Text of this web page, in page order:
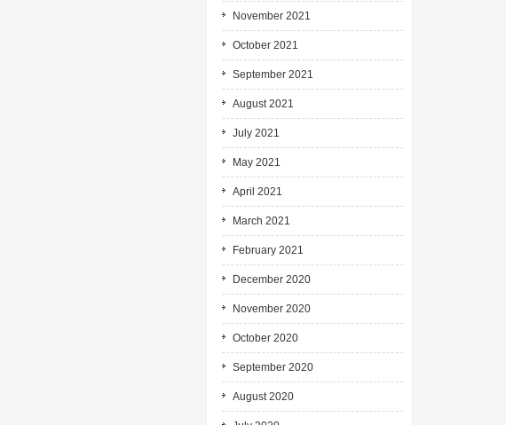
November 2021
October 2021
September 2021
August 2021
July 2021
May 2021
April 2021
March 2021
February 2021
December 2020
November 2020
October 2020
September 2020
August 2020